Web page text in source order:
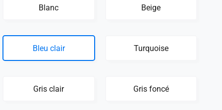
Blanc Beige
Bleu clair Turquoise
Gris clair Gris foncé